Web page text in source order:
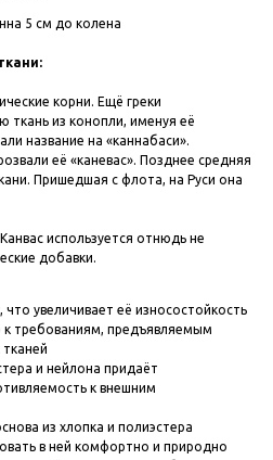
5 см до колена
корни. Ещё греки
ткань из конопли, именуя её
название на «каннабаси».
её «каневас». Позднее средняя
Пришедшая с флота, на Руси она
используется отнюдь не
добавки.
увеличивает её износостойкость
требованиям, предъявляемым
и нейлона придаёт
к внешним
из хлопка и полиэстера
в ней комфортно и природно